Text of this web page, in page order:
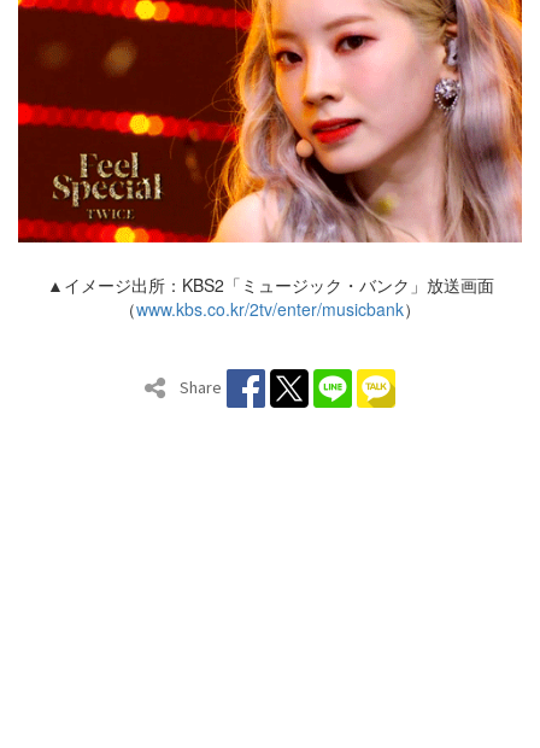
▲イメージ出所：KBS2「ミュージック・バンク」放送画面
（www.kbs.co.kr/2tv/enter/musicbank）
Share